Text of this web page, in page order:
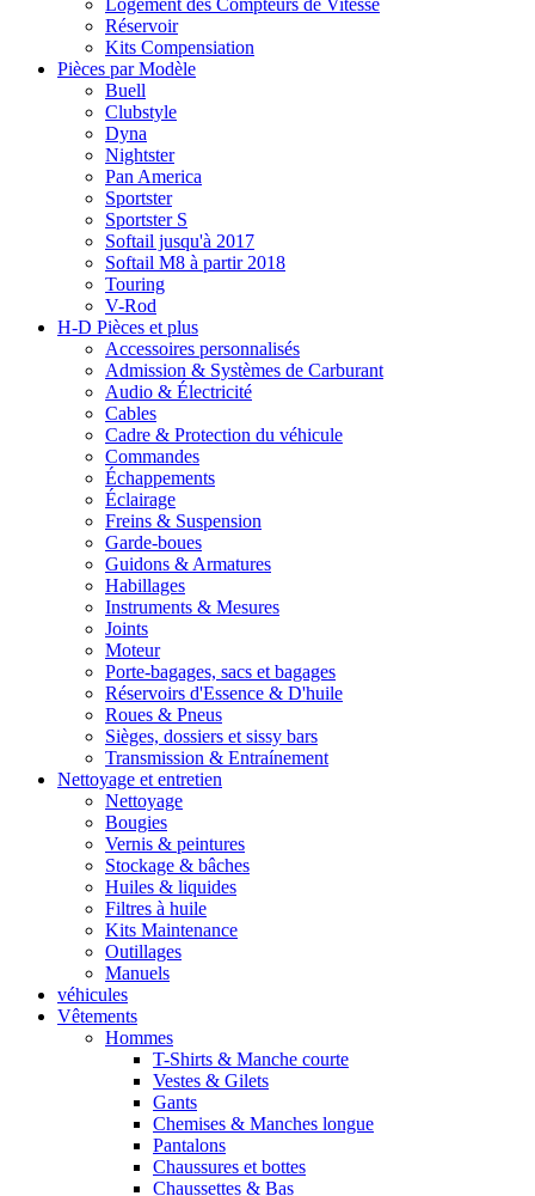
Logement des Compteurs de Vitesse
Réservoir
Kits Compensiation
Pièces par Modèle
Buell
Clubstyle
Dyna
Nightster
Pan America
Sportster
Sportster S
Softail jusqu'à 2017
Softail M8 à partir 2018
Touring
V-Rod
H-D Pièces et plus
Accessoires personnalisés
Admission & Systèmes de Carburant
Audio & Électricité
Cables
Cadre & Protection du véhicule
Commandes
Échappements
Éclairage
Freins & Suspension
Garde-boues
Guidons & Armatures
Habillages
Instruments & Mesures
Joints
Moteur
Porte-bagages, sacs et bagages
Réservoirs d'Essence & D'huile
Roues & Pneus
Sièges, dossiers et sissy bars
Transmission & Entraínement
Nettoyage et entretien
Nettoyage
Bougies
Vernis & peintures
Stockage & bâches
Huiles & liquides
Filtres à huile
Kits Maintenance
Outillages
Manuels
véhicules
Vêtements
Hommes
T-Shirts & Manche courte
Vestes & Gilets
Gants
Chemises & Manches longue
Pantalons
Chaussures et bottes
Chaussettes & Bas